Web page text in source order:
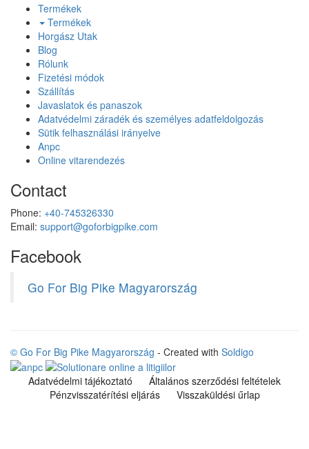
Termékek
Termékek
Horgász Utak
Blog
Rólunk
Fizetési módok
Szállítás
Javaslatok és panaszok
Adatvédelmi záradék és személyes adatfeldolgozás
Sütik felhasználási irányelve
Anpc
Online vitarendezés
Contact
Phone: +40-745326330
Email: support@goforbigpike.com
Facebook
Go For Big Pike Magyarország
© Go For Big Pike Magyarország - Created with Soldigo
Adatvédelmi tájékoztató
Általános szerződési feltételek
Pénzvisszatérítési eljárás
Visszaküldési űrlap